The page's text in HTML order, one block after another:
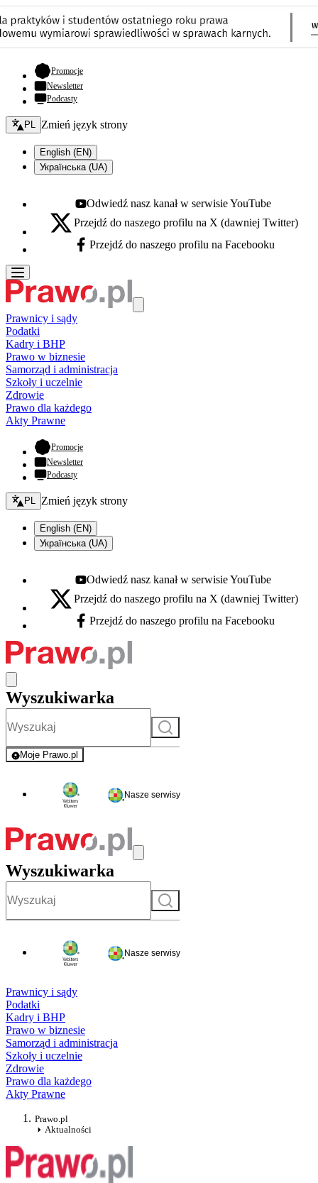
Promocje- otwiera się w nowej karcie
Newsletter
Podcasty
Zmień język - bieżący:
PL Zmień język strony
English (EN)
Українська (UA)
Youtube - otwiera się w nowej karcie
Odwiedź nasz kanał w serwisie YouTube
X - otwiera się w nowej karcie
Przejdź do naszego profilu na X (dawniej Twitter)
Facebook - otwiera się w nowej karcie
Przejdź do naszego profilu na Facebooku
Prawnicy i sądy
Podatki
Kadry i BHP
Prawo w biznesie
Samorząd i administracja
Szkoły i uczelnie
Zdrowie
Prawo dla każdego
Akty Prawne
Promocje- otwiera się w nowej karcie
Newsletter
Podcasty
Zmień język - bieżący:
PL Zmień język strony
English (EN)
Українська (UA)
Youtube - otwiera się w nowej karcie
Odwiedź nasz kanał w serwisie YouTube
X - otwiera się w nowej karcie
Przejdź do naszego profilu na X (dawniej Twitter)
Facebook - otwiera się w nowej karcie
Przejdź do naszego profilu na Facebooku
Wyszukiwarka
Szukaj
Moje Prawo.pl
- rejestracja i logowanie do serwisu
Nasze serwisy
Wyszukiwarka
Szukaj
Nasze serwisy
Prawnicy i sądy
Podatki
Kadry i BHP
Prawo w biznesie
Samorząd i administracja
Szkoły i uczelnie
Zdrowie
Prawo dla każdego
Akty Prawne
Prawo.pl
Aktualności